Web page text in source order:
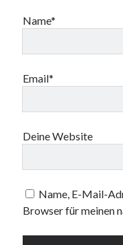
Name*
Email*
Deine Website
Name, E-Mail-
Browser für meinen